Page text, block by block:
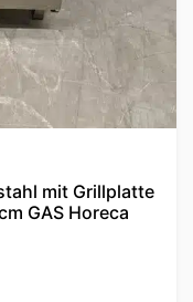
mit Grillplatte
GAS Horeca